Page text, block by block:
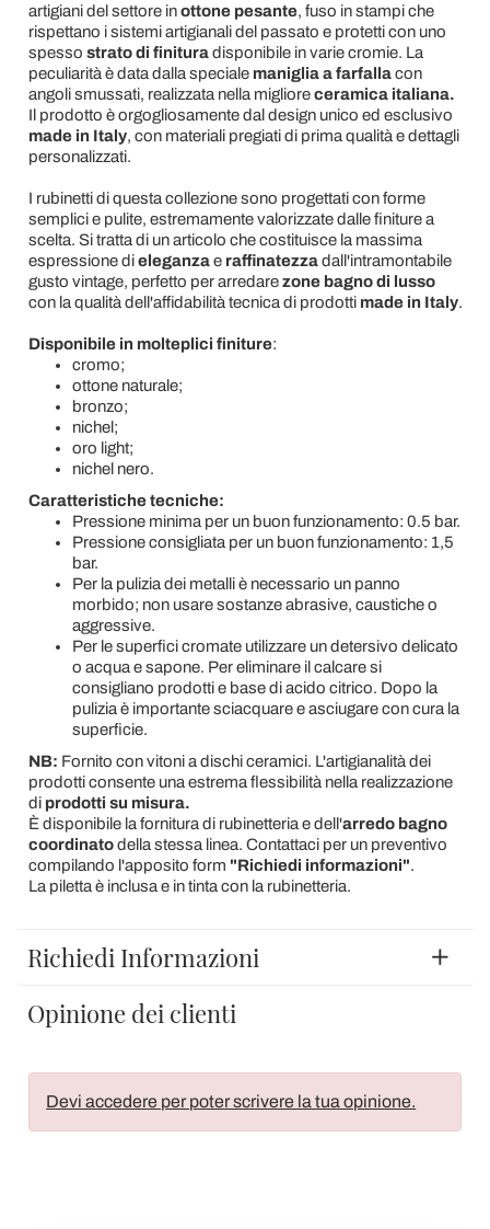
artigiani del settore inottone pesante, fuso in stampi che
rispettano i sistemi artigianali del passato e protetti con uno
spesso strato di finituradisponibile in varie cromie. La
peculiarità è data dalla specialemaniglia a farfallacon
angoli smussati, realizzata nella miglioreceramica italiana.
Il prodotto è orgogliosamente dal design unico ed esclusivo
made in Italy, con materiali pregiati di prima qualità e dettagli
personalizzati.
I rubinetti di questa collezione sono progettati con forme
semplici e pulite, estremamente valorizzate dalle finiture a
scelta. Si tratta di un articolo che costituisce la massima
espressione dieleganzae raffinatezzadall'intramontabile
gusto vintage, perfetto per arredarezone bagno di lusso
con la qualità dell'affidabilità tecnica di prodotti made in Italy.
Disponibile in molteplici finiture:
cromo;
ottone naturale;
bronzo;
nichel;
oro light;
nichel nero.
Caratteristiche tecniche:
Pressione minima per un buon funzionamento: 0.5 bar.
Pressione consigliata per un buon funzionamento: 1,5
bar.
Per la pulizia dei metalli è necessario un panno
morbido; non usare sostanze abrasive, caustiche o
aggressive.
Per le superfici cromate utilizzare un detersivo delicato
o acqua e sapone. Per eliminare il calcare si
consigliano prodotti e base di acido citrico. Dopo la
pulizia è importante sciacquare e asciugare con cura la
superficie.
NB: Fornito con vitoni a dischi ceramici. L'artigianalità dei
prodotti consente una estrema flessibilità nella realizzazione
diprodotti su misura.
È disponibile la fornitura di rubinetteria e dell'arredo bagno
coordinatodella stessa linea. Contattaci per un preventivo
compilando l'apposito form "Richiedi informazioni".
La piletta è inclusa e in tinta con la rubinetteria.
Richiedi Informazioni
Opinione dei clienti
Devi accedere per poter scrivere la tua opinione.